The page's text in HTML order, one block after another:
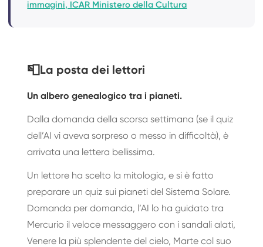
immagini, ICAR Ministero della Cultura
📮La posta dei lettori
Un albero genealogico tra i pianeti.
Dalla domanda della scorsa settimana (se il quiz
dell’AI vi aveva sorpreso o messo in difficoltà), è
arrivata una lettera bellissima.
Un lettore ha scelto la mitologia, e si è fatto
preparare un quiz sui pianeti del Sistema Solare.
Domanda per domanda, l’AI lo ha guidato tra
Mercurio il veloce messaggero con i sandali alati,
Venere la più splendente del cielo, Marte col suo